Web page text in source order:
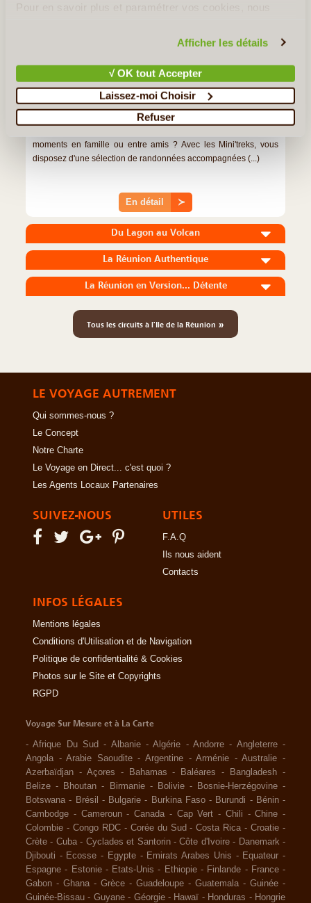
Pour en savoir plus et paramétrer vos cookies, nous
Afficher les détails
√ OK tout Accepter
Laissez-moi Choisir
Refuser
1J/1N
Vous souhaitez concocter vous-même votre séjour à la Réunion,
moments en famille ou entre amis ? Avec les Mini'treks, vous
disposez d'une sélection de randonnées accompagnées (...)
En détail ≻
Du Lagon au Volcan
La Réunion Authentique
La Réunion en Version... Détente
Tous les circuits à l'Ile de la Réunion »
LE VOYAGE AUTREMENT
Qui sommes-nous ?
Le Concept
Notre Charte
Le Voyage en Direct... c'est quoi ?
Les Agents Locaux Partenaires
SUIVEZ-NOUS UTILES
F.A.Q
Ils nous aident
Contacts
INFOS LÉGALES
Mentions légales
Conditions d'Utilisation et de Navigation
Politique de confidentialité & Cookies
Photos sur le Site et Copyrights
RGPD
Voyage Sur Mesure et à La Carte
-Afrique Du Sud - Albanie -Algérie -Andorre - Angleterre -
Angola -Arabie Saoudite -Argentine -Arménie -Australie -
Azerbaïdjan - Açores - Bahamas - Baléares - Bangladesh -
Belize - Bhoutan - Birmanie - Bolivie - Bosnie-Herzégovine -
Botswana - Brésil - Bulgarie - Burkina Faso - Burundi - Bénin -
Cambodge - Cameroun - Canada - Cap Vert - Chili -Chine -
Colombie - Congo RDC - Corée du Sud -Costa Rica -Croatie -
Crète - Cuba - Cyclades et Santorin -Côte d'Ivoire - Danemark -
Djibouti - Ecosse - Egypte - Emirats Arabes Unis - Equateur -
Espagne - Estonie - Etats-Unis - Ethiopie - Finlande - France -
Gabon - Ghana - Grèce - Guadeloupe - Guatemala - Guinée -
Guinée-Bissau - Guyane - Géorgie - Hawaï - Honduras - Hongrie